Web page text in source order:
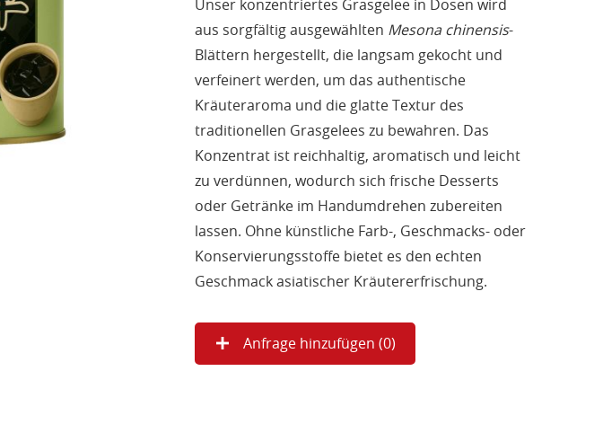
Unser konzentriertes Grasgelee in Dosen wird
aus sorgfältig ausgewählten Mesona chinensis-
Blättern hergestellt, die langsam gekocht und
verfeinert werden, um das authentische
Kräuteraroma und die glatte Textur des
traditionellen Grasgelees zu bewahren. Das
Konzentrat ist reichhaltig, aromatisch und leicht
zu verdünnen, wodurch sich frische Desserts
oder Getränke im Handumdrehen zubereiten
lassen. Ohne künstliche Farb-, Geschmacks- oder
Konservierungsstoffe bietet es den echten
Geschmack asiatischer Kräutererfrischung.
Anfrage hinzufügen (0)